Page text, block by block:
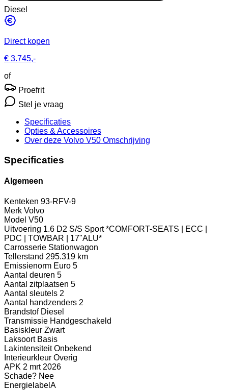
Diesel
Direct kopen
€ 3.745,-
of
Proefrit
Stel je vraag
Specificaties
Opties & Accessoires
Over deze Volvo V50 Omschrijving
Specificaties
Algemeen
Kenteken 93-RFV-9
Merk Volvo
Model V50
Uitvoering 1.6 D2 S/S Sport *COMFORT-SEATS | ECC |
PDC | TOWBAR | 17"ALU*
Carrosserie Stationwagon
Tellerstand 295.319 km
Emissienorm Euro 5
Aantal deuren 5
Aantal zitplaatsen 5
Aantal sleutels 2
Aantal handzenders 2
Brandstof Diesel
Transmissie Handgeschakeld
Basiskleur Zwart
Laksoort Basis
Lakintensiteit Onbekend
Interieurkleur Overig
APK 2 mrt 2026
Schade? Nee
Energielabel A